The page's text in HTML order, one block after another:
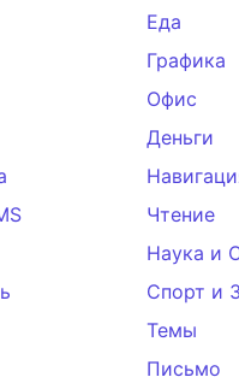
Еда
Графика
Офис
Деньги
Чтение
Наука и
Спорт и
Темы
Письмо